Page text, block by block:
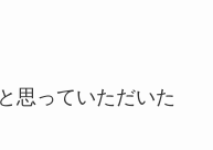
思っていただいた